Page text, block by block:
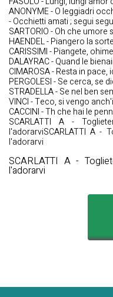
ANONYME - O leggiadri
- Occhietti amati ; segui
SARTORIO - Oh che umore
HAENDEL - Piangero la
CARISSIMI - Piangete,
DALAYRAC - Quand le
CIMAROSA - Resta in
PERGOLESI - Se cerca, se
STRADELLA - Se nel ben
VINCI - Teco, si vengo
CACCINI - Th che hai le
SCARLATTI A -
l'adorarviSCARLATTI A
l'adorarvi
SCARLATTI A -
l'adorarvi